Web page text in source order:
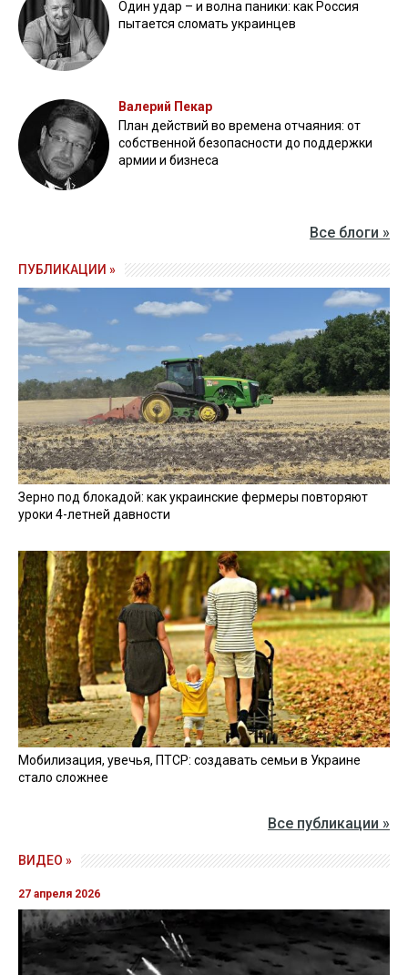
Один удар – и волна паники: как Россия
пытается сломать украинцев
Валерий Пекар
План действий во времена отчаяния: от
собственной безопасности до поддержки
армии и бизнеса
Все блоги »
ПУБЛИКАЦИИ »
Зерно под блокадой: как украинские фермеры повторяют
уроки 4-летней давности
Мобилизация, увечья, ПТСР: создавать семьи в Украине
стало сложнее
Все публикации »
ВИДЕО »
27 апреля 2026